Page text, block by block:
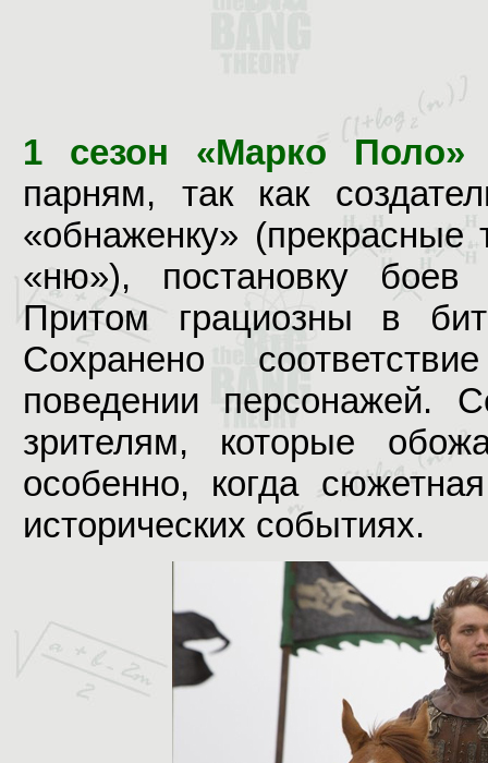
1 сезон «Марко Поло»
парням, так как
«обнаженку» (прекрасные
«ню»), постановку
Притом грациозны в
Сохранено
поведении персонажей.
зрителям, которые
особенно, когда
исторических событиях.